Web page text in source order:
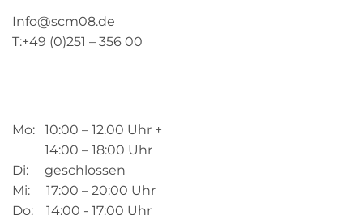
Info@scm08.de
T:+49 (0)251 – 356 00
Mo: 10:00 – 12.00 Uhr +
14:00 – 18:00 Uhr
Di: geschlossen
Mi: 17:00 – 20:00 Uhr
Do: 14:00 - 17:00 Uhr